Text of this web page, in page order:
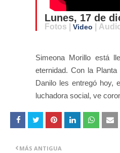
Lunes, 17 de
Fotos | Video |
Simeona Morillo está
eternidad. Con la
Danilo les entregó hoy,
luchadora social, ve
MÁS ANTIGUA